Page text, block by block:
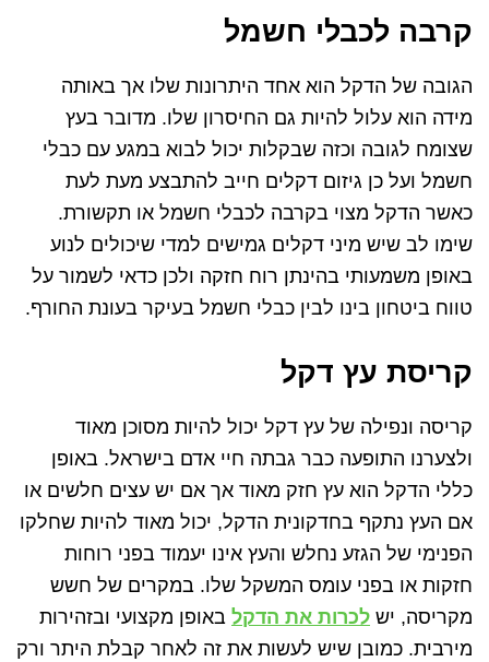
קרבה לכבלי חשמל
הגובה של הדקל הוא אחד היתרונות שלו אך באותה
מידה הוא עלול להיות גם החיסרון שלו. מדובר בעץ
שצומח לגובה וכזה שבקלות יכול לבוא במגע עם כבלי
חשמל ועל כן גיזום דקלים חייב להתבצע מעת לעת
כאשר הדקל מצוי בקרבה לכבלי חשמל או תקשורת.
שימו לב שיש מיני דקלים גמישים למדי שיכולים לנוע
באופן משמעותי בהינתן רוח חזקה ולכן כדאי לשמור על
טווח ביטחון בינו לבין כבלי חשמל בעיקר בעונת החורף.
קריסת עץ דקל
קריסה ונפילה של עץ דקל יכול להיות מסוכן מאוד
ולצערנו התופעה כבר גבתה חיי אדם בישראל. באופן
כללי הדקל הוא עץ חזק מאוד אך אם יש עצים חלשים או
אם העץ נתקף בחדקונית הדקל, יכול מאוד להיות שחלקו
הפנימי של הגזע נחלש והעץ אינו יעמוד בפני רוחות
חזקות או בפני עומס המשקל שלו. במקרים של חשש
מקריסה, ישלכרות את הדקלבאופן מקצועי ובזהירות
מירבית. כמובן שיש לעשות את זה לאחר קבלת היתר ורק